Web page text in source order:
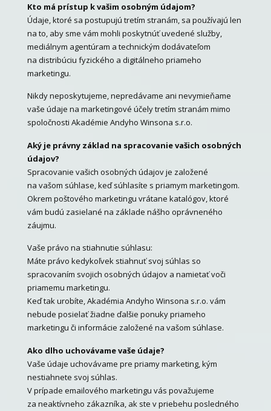
Kto má prístup k vašim osobným údajom?
Údaje, ktoré sa postupujú tretím stranám, sa používajú len
na to, aby sme vám mohli poskytnúť uvedené služby,
mediálnym agentúram a technickým dodávateľom
na distribúciu fyzického a digitálneho priameho
marketingu.
Nikdy neposkytujeme, nepredávame ani nevymieňame
vaše údaje na marketingové účely tretím stranám mimo
spoločnosti Akadémie Andyho Winsona s.r.o.
Aký je právny základ na spracovanie vašich osobných
údajov?
Spracovanie vašich osobných údajov je založené
na vašom súhlase, keď súhlasíte s priamym marketingom.
Okrem poštového marketingu vrátane katalógov, ktoré
vám budú zasielané na základe nášho oprávneného
záujmu.
Vaše právo na stiahnutie súhlasu:
Máte právo kedykoľvek stiahnuť svoj súhlas so
spracovaním svojich osobných údajov a namietať voči
priamemu marketingu.
Keď tak urobíte, Akadémia Andyho Winsona s.r.o. vám
nebude posielať žiadne ďalšie ponuky priameho
marketingu či informácie založené na vašom súhlase.
Ako dlho uchovávame vaše údaje?
Vaše údaje uchovávame pre priamy marketing, kým
nestiahnete svoj súhlas.
V prípade emailového marketingu vás považujeme
za neaktívneho zákazníka, ak ste v priebehu posledného